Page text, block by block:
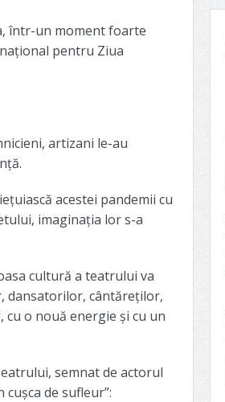
într-un moment foarte
pentru Ziua
artizani le-au
acestei pandemii cu
imaginația lor s-a
cultură a teatrului va
dansatorilor, cântăreților,
o nouă energie și cu un
semnat de actorul
de sufleur”: